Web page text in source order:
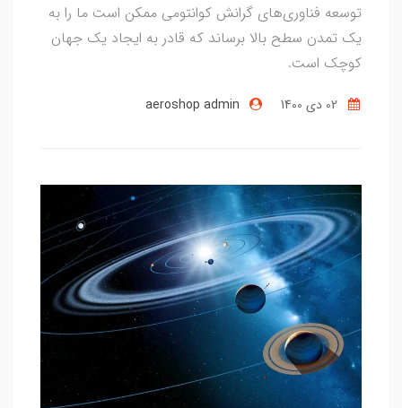
توسعه فناوری‌های گرانش کوانتومی ممکن است ما را به
یک تمدن سطح بالا برساند که قادر به ایجاد یک جهان
کوچک است.
aeroshop admin